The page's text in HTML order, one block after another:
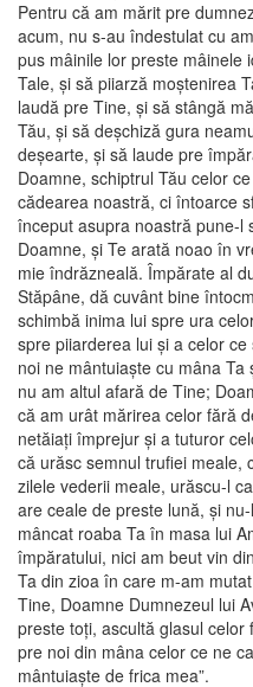
Pentru că am mărit pre
acum, nu s-au îndestulat cu
pus mâinile lor preste mâinele
Tale, şi să piiarză moştenirea
laudă pre Tine, şi să stângă
Tău, şi să deşchiză gura
deşearte, şi să laude pre
Doamne, schiptrul Tău celor
cădearea noastră, ci întoarce
început asupra noastră pune-l
Doamne, şi Te arată noao în
mie îndrăzneală. Împărate al
Stăpâne, dă cuvânt bine
schimbă inima lui spre ura
spre piiarderea lui şi a celor
noi ne mântuiaşte cu mâna
nu am altul afară de Tine;
că am urât mărirea celor fără
netăiaţi împrejur şi a tuturor
că urăsc semnul trufiei meale,
zilele vederii meale, urăscu-l
are ceale de preste lună, şi
mâncat roaba Ta în masa lui
împăratului, nici am beut vin
Ta din zioa în care m-am
Tine, Doamne Dumnezeul lui
preste toţi, ascultă glasul
pre noi din mâna celor ce ne
mântuiaşte de frica mea”.